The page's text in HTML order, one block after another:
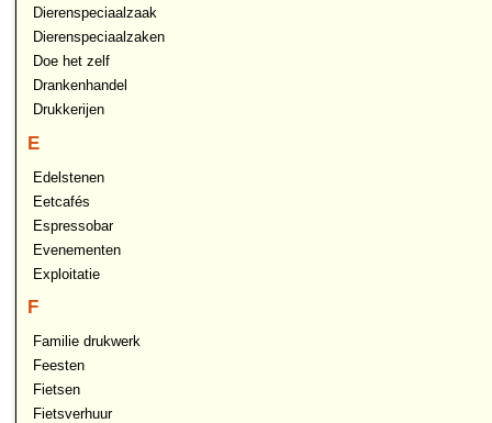
Dierenspeciaalzaak
Dierenspeciaalzaken
Doe het zelf
Drankenhandel
Drukkerijen
E
Edelstenen
Eetcafés
Espressobar
Evenementen
Exploitatie
F
Familie drukwerk
Feesten
Fietsen
Fietsverhuur